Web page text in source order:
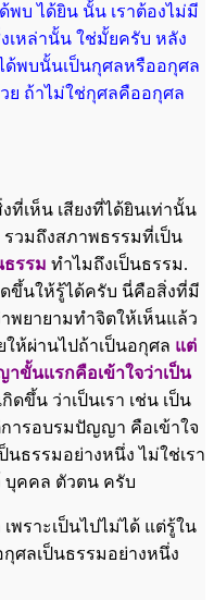
ด้พบ ได้ยิน นั้น เราต้องไม่มี
เหล่านั้น ใช่มั้ยครับ หลัง
ด้พบนั้นเป็นกุศลหรืออกุศล
ย ถ้าไม่ใช่กุศลคืออกุศล
ที่เห็น เสียงที่ได้ยินเท่านั้น
วมถึงสภาพธรรมที่เป็น
ธรรม ทำไมถึงเป็นธรรม.
ขึ้นให้รู้ได้ครับ นี่คือสิ่งที่มี
พยายามทำจิตให้เห็นแล้ว
ห้ผ่านไปถ้าเป็นอกุศล แต่
าขั้นแรกคือเข้าใจว่าเป็น
ดขึ้น ว่าเป็นเรา เช่น เป็น
การอบรมปัญญา คือเข้าใจ
นธรรมอย่างหนึ่ง ไม่ใช่เรา
บุคคล ตัวตน ครับ
พราะเป็นไปไม่ได้ แต่รู้ใน
ศลเป็นธรรมอย่างหนึ่ง